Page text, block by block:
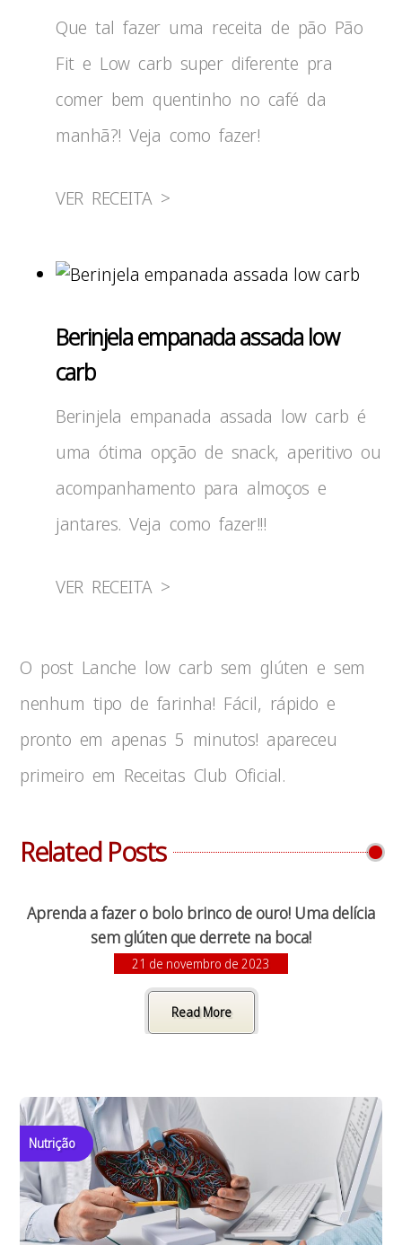
Que tal fazer uma receita de pão Pão
Fit e Low carb super diferente pra
comer bem quentinho no café da
manhã?! Veja como fazer!
VER RECEITA >
Berinjela empanada assada low
carb
Berinjela empanada assada low carb é
uma ótima opção de snack, aperitivo ou
acompanhamento para almoços e
jantares. Veja como fazer!!!
VER RECEITA >
O post Lanche low carb sem glúten e sem
nenhum tipo de farinha! Fácil, rápido e
pronto em apenas 5 minutos! apareceu
primeiro em Receitas Club Oficial.
Related Posts
Aprenda a fazer o bolo brinco de ouro! Uma delícia
sem glúten que derrete na boca!
21 de novembro de 2023
Read More
Nutrição